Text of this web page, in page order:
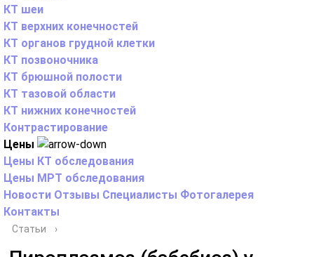
КТ шеи
КТ верхних конечностей
КТ органов грудной клетки
КТ позвоночника
КТ брюшной полости
КТ тазовой области
КТ нижних конечностей
Контрастирование
Цены
Цены КТ обследования
Цены МРТ обследования
Новости Отзывы Специалисты Фотогалерея
Контакты
Статьи ›